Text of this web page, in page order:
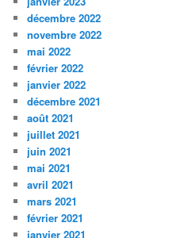
décembre 2022
novembre 2022
mai 2022
février 2022
janvier 2022
décembre 2021
août 2021
juillet 2021
juin 2021
mai 2021
avril 2021
mars 2021
février 2021
janvier 2021